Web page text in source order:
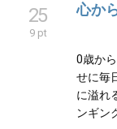
25
9 pt
心か